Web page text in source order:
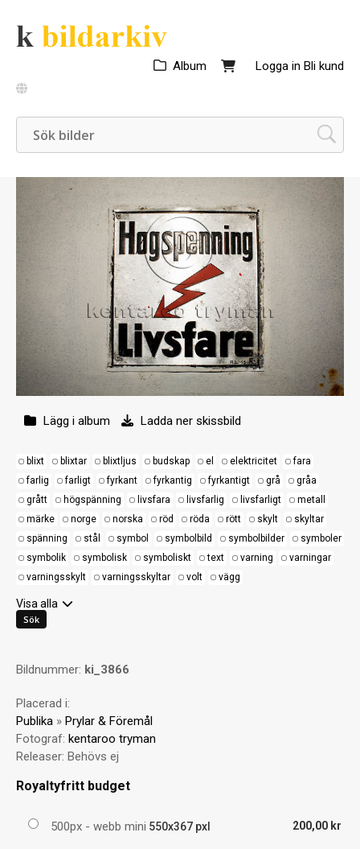
Logga in Bli kund
Album
Lägg i album Ladda ner skissbild
blixt blixtar blixtljus budskap el elektricitet
fara
farlig
farligt fyrkant fyrkantig fyrkantigt grå
gråa
grått
högspänning livsfara livsfarlig livsfarligt
metall
märke
norge norska röd röda rött skylt
skyltar
spänning
stål symbol symbolbild symbolbilder
symboler
symbolik
symbolisk symboliskt text varning
varningar
varningsskylt
varningsskyltar volt vägg
Visa alla
Bildnummer: ki_3866
Placerad i:
Publika » Prylar & Föremål
Fotograf: kentaroo tryman
Releaser: Behövs ej
Royaltyfritt budget
500px - webb mini 550x367 pxl 200,00 kr